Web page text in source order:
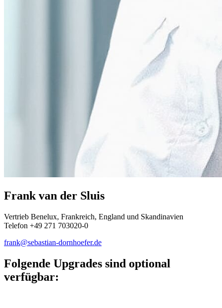
Frank van der Sluis
Vertrieb Benelux, Frankreich, England und Skandinavien
Telefon +49 271 703020-0
frank@sebastian-dornhoefer.de
Folgende Upgrades sind optional
verfügbar: